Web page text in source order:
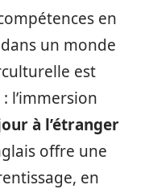
en
un monde
est
l’immersion
à l’étranger
offre une
en